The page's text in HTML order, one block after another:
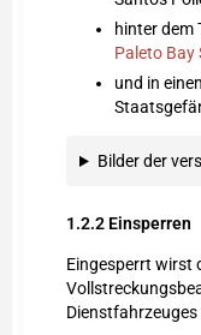
hinter dem
Paleto Bay
und in
Bilder der
1.2.2 Einsperren
Eingesperrt wirst
Dienstfahrzeuges